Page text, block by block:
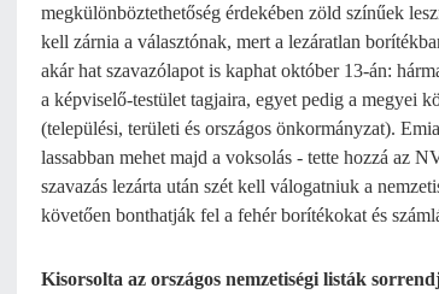
megkülönböztethetőség érdekében zöld színűek
kell zárnia a választónak, mert a lezáratlan
akár hat szavazólapot is kaphat október 13-án:
a képviselő-testület tagjaira, egyet pedig a megyei
(települési, területi és országos önkormányzat).
lassabban mehet majd a voksolás - tette hozzá az
szavazás lezárta után szét kell válogatniuk a
követően bonthatják fel a fehér borítékokat és
Kisorsolta az országos nemzetiségi listák